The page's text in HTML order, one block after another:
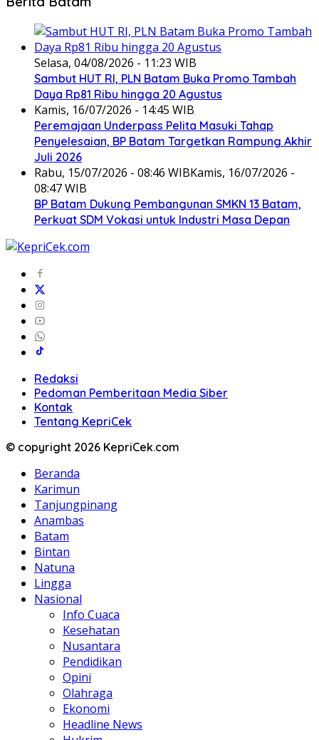
Selasa, 04/08/2026 - 11:23 WIB
Sambut HUT RI, PLN Batam Buka Promo Tambah
Daya Rp81 Ribu hingga 20 Agustus
Kamis, 16/07/2026 - 14:45 WIB
Peremajaan Underpass Pelita Masuki Tahap
Penyelesaian, BP Batam Targetkan Rampung Akhir
Juli 2026
Rabu, 15/07/2026 - 08:46 WIBKamis, 16/07/2026 -
08:47 WIB
BP Batam Dukung Pembangunan SMKN 13 Batam,
Perkuat SDM Vokasi untuk Industri Masa Depan
Redaksi
Pedoman Pemberitaan Media Siber
Kontak
Tentang KepriCek
© copyright 2026 KepriCek.com
Beranda
Karimun
Tanjungpinang
Anambas
Batam
Bintan
Natuna
Lingga
Nasional
Info Cuaca
Kesehatan
Nusantara
Pendidikan
Opini
Olahraga
Ekonomi
Headline News